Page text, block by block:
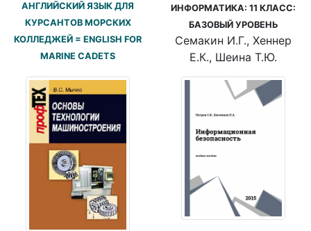
АНГЛИЙСКИЙ ЯЗЫК ДЛЯ
КУРСАНТОВ МОРСКИХ
КОЛЛЕДЖЕЙ = ENGLISH FOR
MARINE CADETS
ИНФОРМАТИКА: 11 КЛАСС:
БАЗОВЫЙ УРОВЕНЬ
Семакин И.Г., Хеннер
Е.К., Шеина Т.Ю.